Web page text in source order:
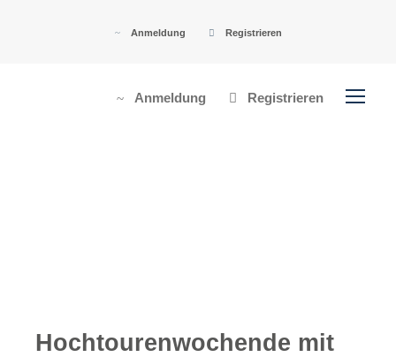
Anmeldung Registrieren
Anmeldung Registrieren
Hochtourenwochende mit